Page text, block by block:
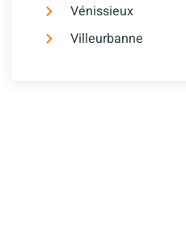
Vénissieux
Villeurbanne